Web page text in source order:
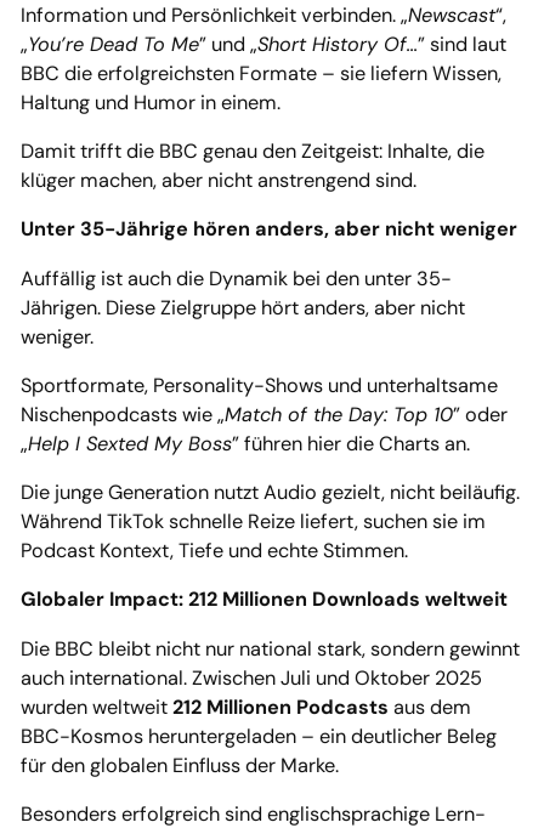
Information und Persönlichkeit verbinden. „Newscast“,
„You’re Dead To Me” und „Short History Of…” sind laut
BBC die erfolgreichsten Formate – sie liefern Wissen,
Haltung und Humor in einem.
Damit trifft die BBC genau den Zeitgeist: Inhalte, die
klüger machen, aber nicht anstrengend sind.
Unter 35-Jährige hören anders, aber nicht weniger
Auffällig ist auch die Dynamik bei den unter 35-
Jährigen. Diese Zielgruppe hört anders, aber nicht
weniger.
Sportformate, Personality-Shows und unterhaltsame
Nischenpodcasts wie „Match of the Day: Top 10” oder
„Help I Sexted My Boss” führen hier die Charts an.
Die junge Generation nutzt Audio gezielt, nicht beiläufig.
Während TikTok schnelle Reize liefert, suchen sie im
Podcast Kontext, Tiefe und echte Stimmen.
Globaler Impact: 212 Millionen Downloads weltweit
Die BBC bleibt nicht nur national stark, sondern gewinnt
auch international. Zwischen Juli und Oktober 2025
wurden weltweit212 Millionen Podcasts aus dem
BBC-Kosmos heruntergeladen – ein deutlicher Beleg
für den globalen Einfluss der Marke.
Besonders erfolgreich sind englischsprachige Lern-